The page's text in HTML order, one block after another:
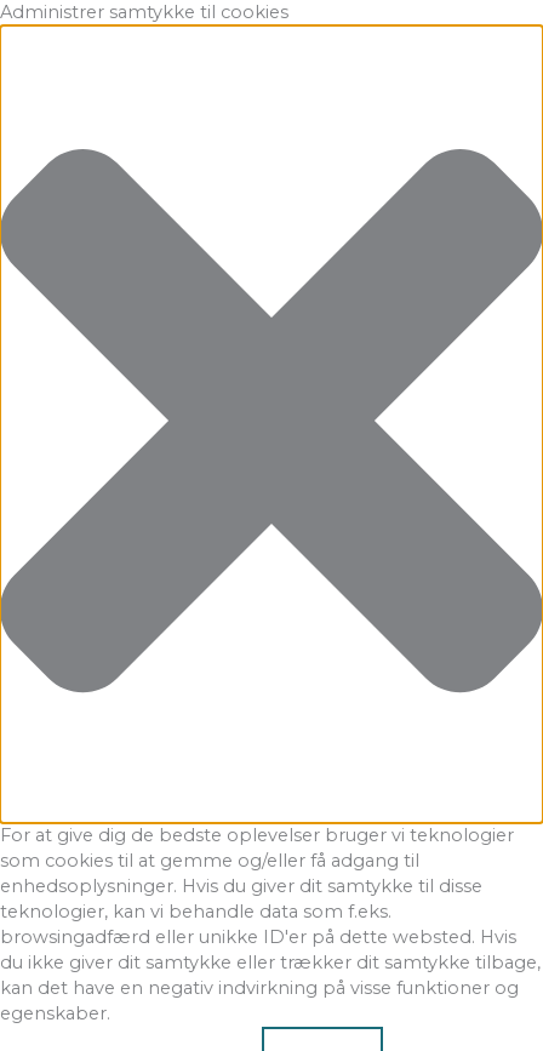
Administrer samtykke til cookies
For at give dig de bedste oplevelser bruger vi teknologier
som cookies til at gemme og/eller få adgang til
enhedsoplysninger. Hvis du giver dit samtykke til disse
teknologier, kan vi behandle data som f.eks.
browsingadfærd eller unikke ID'er på dette websted. Hvis
du ikke giver dit samtykke eller trækker dit samtykke tilbage,
kan det have en negativ indvirkning på visse funktioner og
egenskaber.
Funktionsdygtig
Præferencer
Statistikker
Marketing
Gå
til